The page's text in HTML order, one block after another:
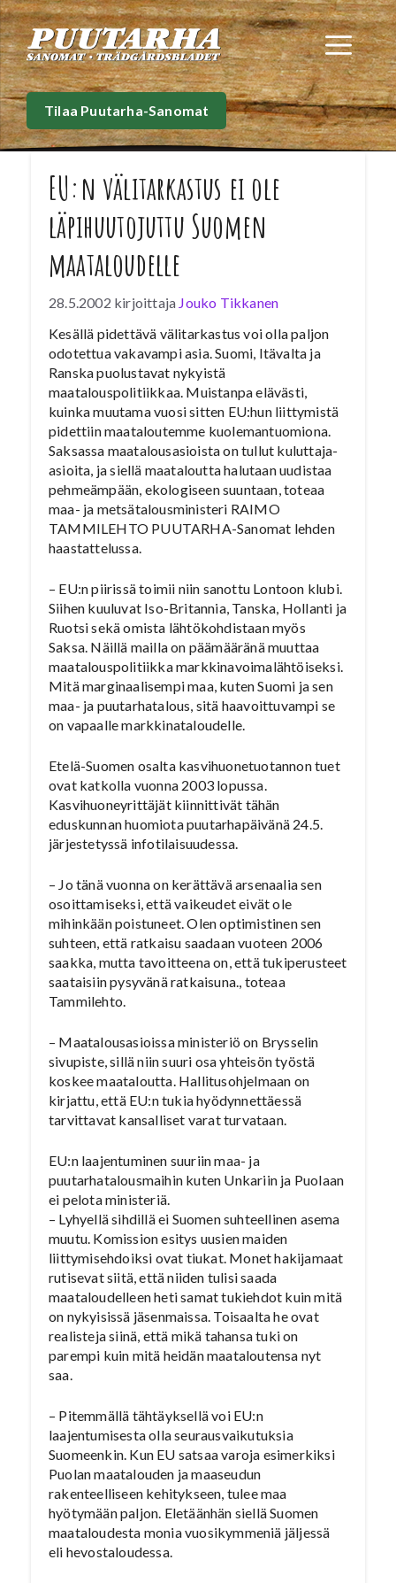
Siirry
sisältöön
Tilaa Puutarha-Sanomat
EU:n välitarkastus ei ole
läpihuutojuttu Suomen
maataloudelle
28.5.2002 kirjoittaja Jouko Tikkanen
Kesällä pidettävä välitarkastus voi olla paljon
odotettua vakavampi asia. Suomi, Itävalta ja
Ranska puolustavat nykyistä
maatalouspolitiikkaa. Muistanpa elävästi,
kuinka muutama vuosi sitten EU:hun liittymistä
pidettiin maataloutemme kuolemantuomiona.
Saksassa maatalousasioista on tullut kuluttaja-
asioita, ja siellä maataloutta halutaan uudistaa
pehmeämpään, ekologiseen suuntaan, toteaa
maa- ja metsätalousministeri RAIMO
TAMMILEHTO PUUTARHA-Sanomat lehden
haastattelussa.
– EU:n piirissä toimii niin sanottu Lontoon klubi.
Siihen kuuluvat Iso-Britannia, Tanska, Hollanti ja
Ruotsi sekä omista lähtökohdistaan myös
Saksa. Näillä mailla on päämääränä muuttaa
maatalouspolitiikka markkinavoimalähtöiseksi.
Mitä marginaalisempi maa, kuten Suomi ja sen
maa- ja puutarhatalous, sitä haavoittuvampi se
on vapaalle markkinataloudelle.
Etelä-Suomen osalta kasvihuonetuotannon tuet
ovat katkolla vuonna 2003 lopussa.
Kasvihuoneyrittäjät kiinnittivät tähän
eduskunnan huomiota puutarhapäivänä 24.5.
järjestetyssä infotilaisuudessa.
– Jo tänä vuonna on kerättävä arsenaalia sen
osoittamiseksi, että vaikeudet eivät ole
mihinkään poistuneet. Olen optimistinen sen
suhteen, että ratkaisu saadaan vuoteen 2006
saakka, mutta tavoitteena on, että tukiperusteet
saataisiin pysyvänä ratkaisuna., toteaa
Tammilehto.
– Maatalousasioissa ministeriö on Brysselin
sivupiste, sillä niin suuri osa yhteisön työstä
koskee maataloutta. Hallitusohjelmaan on
kirjattu, että EU:n tukia hyödynnettäessä
tarvittavat kansalliset varat turvataan.
EU:n laajentuminen suuriin maa- ja
puutarhatalousmaihin kuten Unkariin ja Puolaan
ei pelota ministeriä.
– Lyhyellä sihdillä ei Suomen suhteellinen asema
muutu. Komission esitys uusien maiden
liittymisehdoiksi ovat tiukat. Monet hakijamaat
rutisevat siitä, että niiden tulisi saada
maataloudelleen heti samat tukiehdot kuin mitä
on nykyisissä jäsenmaissa. Toisaalta he ovat
realisteja siinä, että mikä tahansa tuki on
parempi kuin mitä heidän maataloutensa nyt
saa.
– Pitemmällä tähtäyksellä voi EU:n
laajentumisesta olla seurausvaikutuksia
Suomeenkin. Kun EU satsaa varoja esimerkiksi
Puolan maatalouden ja maaseudun
rakenteelliseen kehitykseen, tulee maa
hyötymään paljon. Eletäänhän siellä Suomen
maataloudesta monia vuosikymmeniä jäljessä
eli hevostaloudessa.